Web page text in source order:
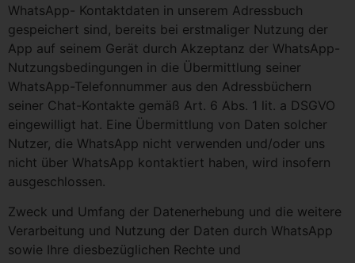
WhatsApp- Kontaktdaten in unserem Adressbuch
gespeichert sind, bereits bei erstmaliger Nutzung der
App auf seinem Gerät durch Akzeptanz der WhatsApp-
Nutzungsbedingungen in die Übermittlung seiner
WhatsApp-Telefonnummer aus den Adressbüchern
seiner Chat-Kontakte gemäß Art. 6 Abs. 1 lit. a DSGVO
eingewilligt hat. Eine Übermittlung von Daten solcher
Nutzer, die WhatsApp nicht verwenden und/oder uns
nicht über WhatsApp kontaktiert haben, wird insofern
ausgeschlossen.
Zweck und Umfang der Datenerhebung und die weitere
Verarbeitung und Nutzung der Daten durch WhatsApp
sowie Ihre diesbezüglichen Rechte und